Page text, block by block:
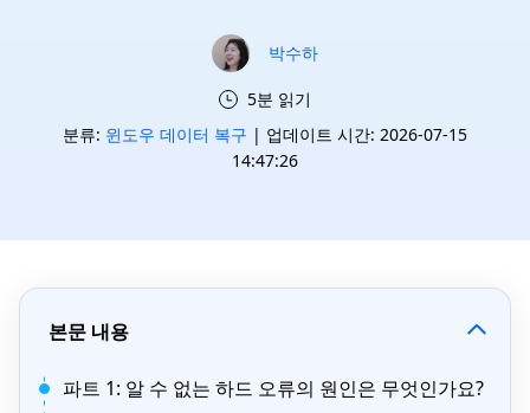
박수하
5분 읽기
분류: 윈도우 데이터 복구 | 업데이트 시간: 2026-07-15
14:47:26
본문 내용
파트 1: 알 수 없는 하드 오류의 원인은 무엇인가요?